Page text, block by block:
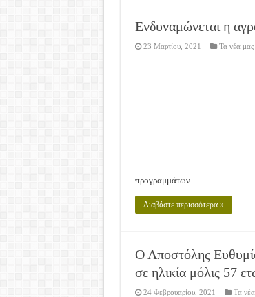
Ενδυναμώνεται η
23 Μαρτίου, 2021 Τα νέα μας
προγραμμάτων …
Διαβάστε περισσότερα »
Ο Αποστόλης
σε ηλικία μόλις 57
24 Φεβρουαρίου, 2021 Τα